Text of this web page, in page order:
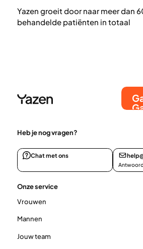
Yazen groeit door naar meer dan
behandelde patiënten in totaal
Heb je nog vragen?
Chat met ons
Onze service
Vrouwen
Mannen
Jouw team